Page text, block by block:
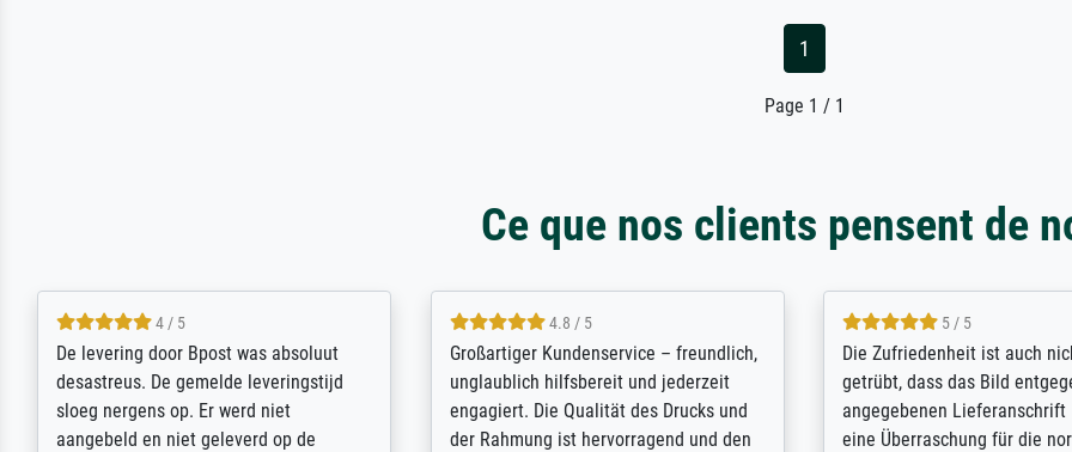
1
Page 1 / 1
Ce que nos clients pensent de
5 / 5
Sehr gute Qualität des Leinwanddrucks
und des Rahmens! Unser Bild wurde
sehr sorgfältig und sicher verpackt, so
dass es unbeschadet bei uns ankam. Es
5 / 5
Für ein Erinnerungsbuch mit der
Feldpost meines Großvaters aus dem 1.
Weltkrieg benötigte ich ein
ausdrucksvolles Bild. Das habe ich bei
4.8 / 5
Hervorragende Qualität.
vieles anpassen lassen, wie
Randentfernung, Farbe,
Kontrast und Weiteres. Sehr